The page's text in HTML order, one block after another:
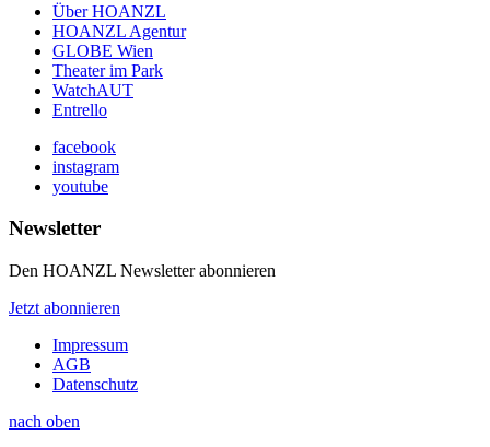
Über HOANZL
HOANZL Agentur
GLOBE Wien
Theater im Park
WatchAUT
Entrello
facebook
instagram
youtube
Newsletter
Den HOANZL Newsletter abonnieren
Jetzt abonnieren
Impressum
AGB
Datenschutz
nach oben